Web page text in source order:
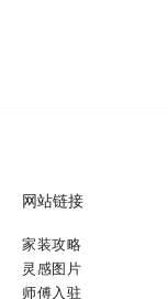
网站链接
家装攻略
灵感图片
师傅入驻